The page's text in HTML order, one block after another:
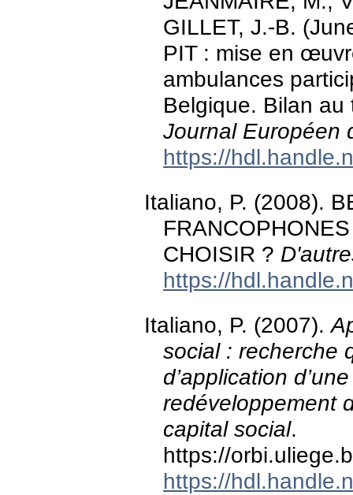
GILLET, J.-B.
PIT : mise en
ambulances
Belgique. Bilan au
Journal Européen
https://
Italiano, P. (2008).
CHOISIR ?
https://
Italiano, P. (2007).
social : recherche
d’application
redéveloppement
capital social.
https://
https://